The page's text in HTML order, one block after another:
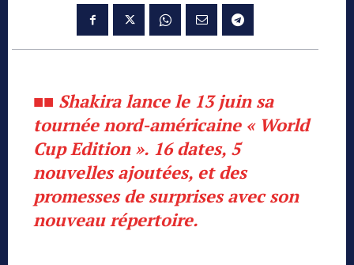
■■ Shakira lance le 13 juin sa
tournée nord-américaine « World
Cup Edition ». 16 dates, 5
nouvelles ajoutées, et des
promesses de surprises avec son
nouveau répertoire.